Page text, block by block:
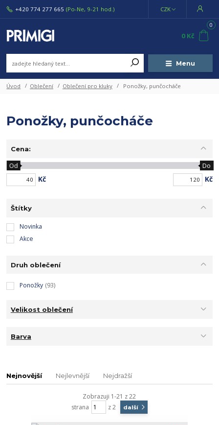
Menu
CZK
+420 774 277 665 (Po-Ne, 9-21 hod.)
0
0 Kč
Úvod Oblečení Oblečení pro kluky Ponožky, punčocháče
Ponožky, punčocháče
Cena:
Kč
Od Do
Kč
Štítky
Novinka
Akce
Druh oblečení
Ponožky (93)
Velikost oblečení
Barva
Nejnovější Nejlevnější Nejdražší
Zobrazuji 1-21 z 22
strana
z 2 další